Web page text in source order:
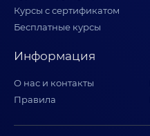
Курсы с сертификатом
Бесплатные курсы
Информация
О нас и контакты
Правила